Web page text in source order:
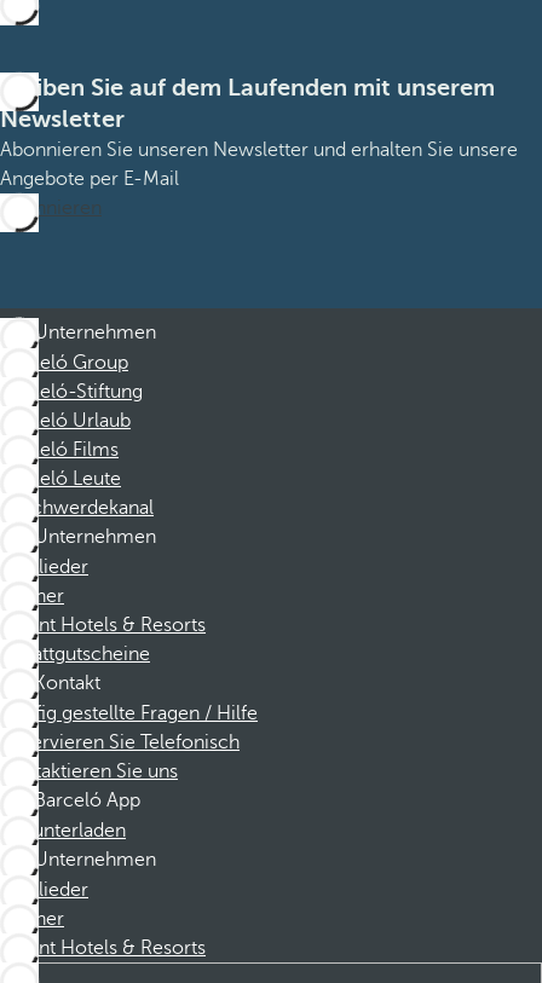
Bleiben Sie auf dem Laufenden mit unserem
Newsletter
Abonnieren Sie unseren Newsletter und erhalten Sie unsere
Angebote per E-Mail
Abonnieren
Unternehmen
Barceló Group
Barceló-Stiftung
Barceló Urlaub
Barceló Films
Barceló Leute
Beschwerdekanal
Unternehmen
Mitglieder
Partner
Dorint Hotels & Resorts
Rabattgutscheine
Kontakt
Häufig gestellte Fragen / Hilfe
Reservieren Sie Telefonisch
Kontaktieren Sie uns
Barceló App
Herunterladen
Unternehmen
Mitglieder
Partner
Dorint Hotels & Resorts